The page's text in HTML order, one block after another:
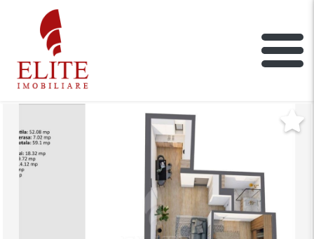
ELITE IMOBILIARE
Main Nav